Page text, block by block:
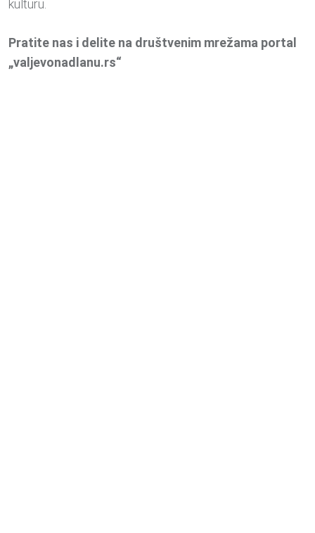
kulturu.
Pratite nas i delite na društvenim mrežama portal
„valjevonadlanu.rs“